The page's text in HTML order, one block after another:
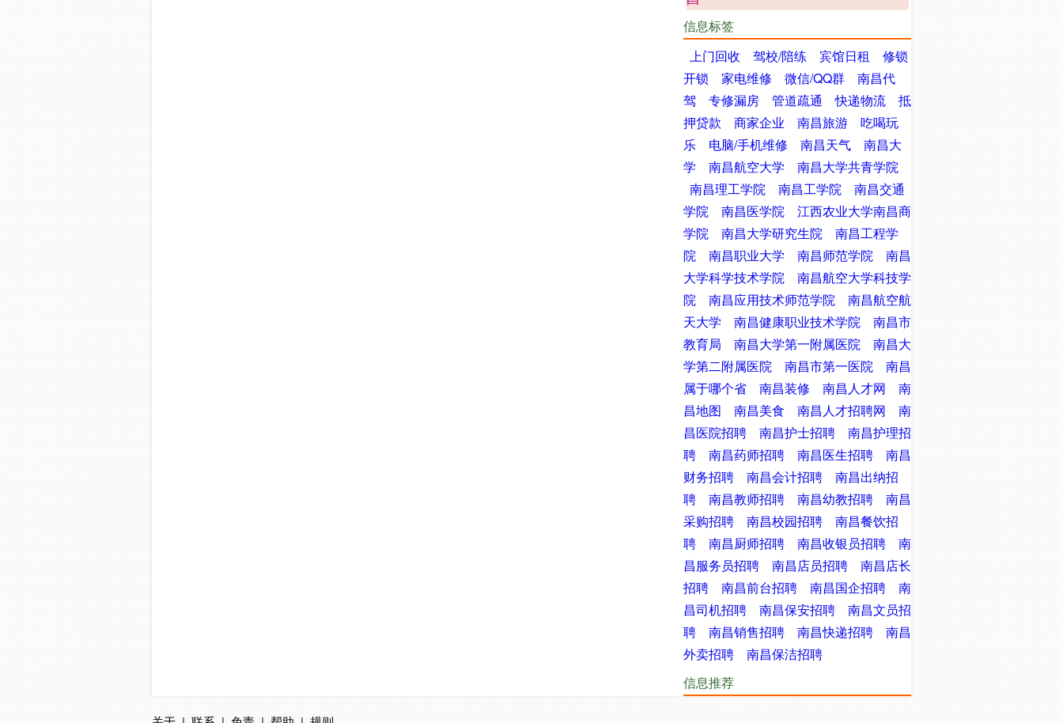
信息标签
上门回收
驾校/陪练 宾馆日租
修锁
开锁
家电维修 微信/QQ群
南昌代
驾
专修漏房 管道疏通 快递物流
抵
押贷款
商家企业 南昌旅游
吃喝玩
乐
电脑/手机维修 南昌天气
南昌大
学
南昌航空大学
南昌大学共青学院
南昌理工学院
南昌工学院
南昌交通
学院
南昌医学院
江西农业大学南昌商
学院
南昌大学研究生院
南昌工程学
院
南昌职业大学 南昌师范学院
南昌
大学科学技术学院
南昌航空大学科技学
院
南昌应用技术师范学院
南昌航空航
天大学
南昌健康职业技术学院
南昌市
教育局
南昌大学第一附属医院
南昌大
学第二附属医院
南昌市第一医院
南昌
属于哪个省
南昌装修 南昌人才网
南
昌地图
南昌美食 南昌人才招聘网
南
昌医院招聘
南昌护士招聘
南昌护理招
聘
南昌药师招聘 南昌医生招聘
南昌
财务招聘
南昌会计招聘
南昌出纳招
聘
南昌教师招聘 南昌幼教招聘
南昌
采购招聘
南昌校园招聘
南昌餐饮招
聘
南昌厨师招聘 南昌收银员招聘
南
昌服务员招聘
南昌店员招聘
南昌店长
招聘
南昌前台招聘 南昌国企招聘
南
昌司机招聘
南昌保安招聘
南昌文员招
聘
南昌销售招聘 南昌快递招聘
南昌
外卖招聘
南昌保洁招聘
信息推荐